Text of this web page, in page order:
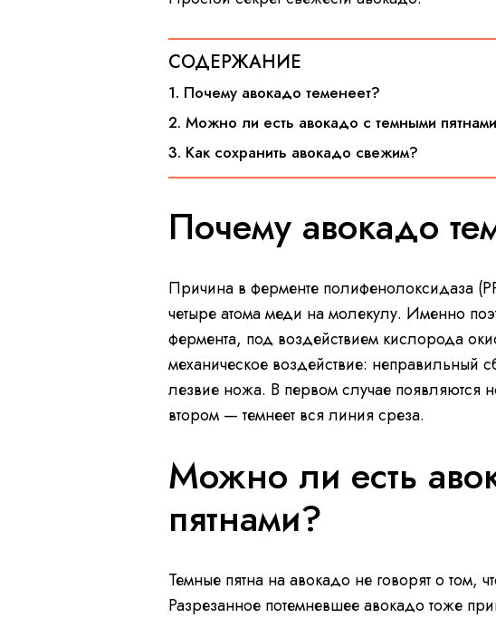
СОДЕРЖАНИЕ
1. Почему авокадо теменеет?
2. Можно ли есть авокадо с темными
3. Как сохранить авокадо свежим?
Почему авокадо
Причина в ферменте полифенолоксидаза
четыре атома меди на молекулу. Именно
фермента, под воздействием кислорода
механическое воздействие: неправильный
лезвие ножа. В первом случае появляются
втором — темнеет вся линия среза.
Можно ли есть
пятнами?
Темные пятна на авокадо не говорят о том,
Разрезанное потемневшее авокадо тоже